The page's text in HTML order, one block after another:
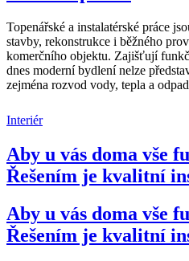
Topenářské a instalatérské práce
stavby, rekonstrukce i běžného
komerčního objektu. Zajišťují
dnes moderní bydlení nelze
zejména rozvod vody, tepla a
Interiér
Aby u vás doma vše
Řešením je kvalitní
Aby u vás doma vše
Řešením je kvalitní